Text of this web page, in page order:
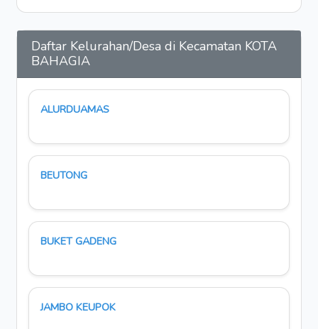
Daftar Kelurahan/Desa di Kecamatan KOTA
BAHAGIA
ALURDUAMAS
BEUTONG
BUKET GADENG
JAMBO KEUPOK